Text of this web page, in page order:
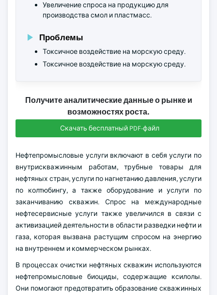
Увеличение спроса на продукцию для
производства смол и пластмасс.
Проблемы
Токсичное воздействие на морскую среду.
Токсичное воздействие на морскую среду.
Получите аналитические данные о рынке и
возможностях роста.
Скачать бесплатный PDF-файл
Нефтепромысловые услуги включают в себя услуги по
внутрискважинным работам, трубные товары для
нефтяных стран, услуги по нагнетанию давления, услуги
по колтюбингу, а также оборудование и услуги по
заканчиванию скважин. Спрос на международные
нефтесервисные услуги также увеличился в связи с
активизацией деятельности в области разведки нефти и
газа, которая вызвана растущим спросом на энергию
на внутреннем и коммерческом рынках.
В процессах очистки нефтяных скважин используются
нефтепромысловые биоциды, содержащие ксилолы.
Они помогают предотвратить образование скважинных